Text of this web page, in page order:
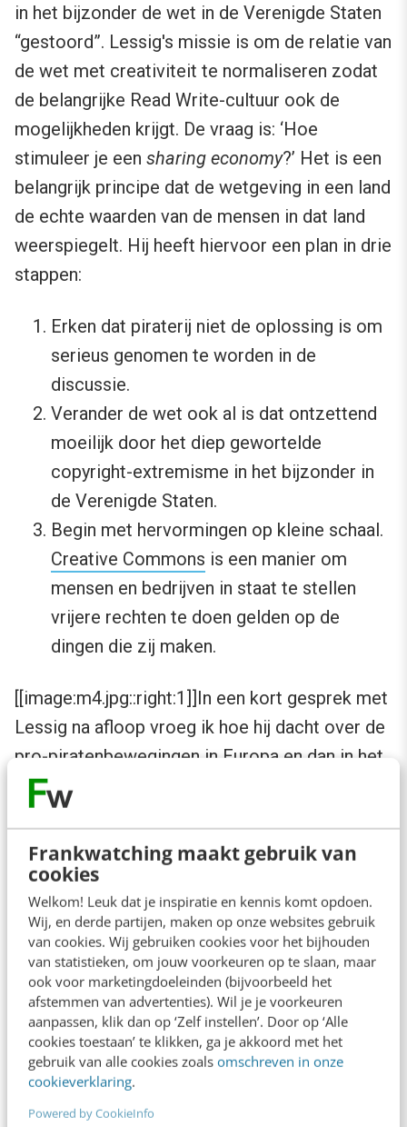
Frankwatching maakt gebruik van
cookies
Welkom! Leuk dat je inspiratie en kennis komt opdoen.
Wij, en derde partijen, maken op onze websites gebruik
van cookies. Wij gebruiken cookies voor het bijhouden
van statistieken, om jouw voorkeuren op te slaan, maar
ook voor marketingdoeleinden (bijvoorbeeld het
afstemmen van advertenties). Wil je je voorkeuren
aanpassen, klik dan op ‘Zelf instellen’. Door op ‘Alle
cookies toestaan’ te klikken, ga je akkoord met het
gebruik van alle cookies zoals omschreven in onze
cookieverklaring.
Powered by CookieInfo
in het bijzonder de wet in de Verenigde Staten
“gestoord”. Lessig's missie is om de relatie van
de wet met creativiteit te normaliseren zodat
de belangrijke Read Write-cultuur ook de
mogelijkheden krijgt. De vraag is: ‘Hoe
stimuleer je een sharing economy?’ Het is een
belangrijk principe dat de wetgeving in een land
de echte waarden van de mensen in dat land
weerspiegelt. Hij heeft hiervoor een plan in drie
stappen:
Erken dat piraterij niet de oplossing is om
serieus genomen te worden in de
discussie.
Verander de wet ook al is dat ontzettend
moeilijk door het diep gewortelde
copyright-extremisme in het bijzonder in
de Verenigde Staten.
Begin met hervormingen op kleine schaal.
Creative Commons is een manier om
mensen en bedrijven in staat te stellen
vrijere rechten te doen gelden op de
dingen die zij maken.
[[image:m4.jpg::right:1]]In een kort gesprek met
Lessig na afloop vroeg ik hoe hij dacht over de
pro-piratenbewegingen in Europa en dan in het
bijzonder sites zoals
Zweedse
op hun eigen manier om het failliet van de
huidige auteursrechtenwetgeving heen aan het
werken zijn en daar redelijk succesvol in zijn.
Zijn antwoord daarop kwam neer op het feit
dat zijn retoriek zich vooral richtte op Amerika
en dat de discussie in Europa op een ander
niveau gevoerd wordt. Mede doordat de
wetgeving die we hier hebben een stuk
liberaler en redelijker is dan die in Amerika.